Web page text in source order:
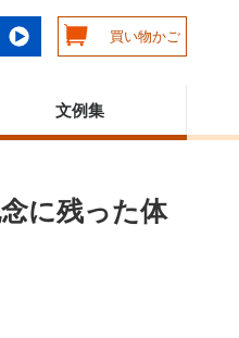
買い物かご
文例集
に残った体